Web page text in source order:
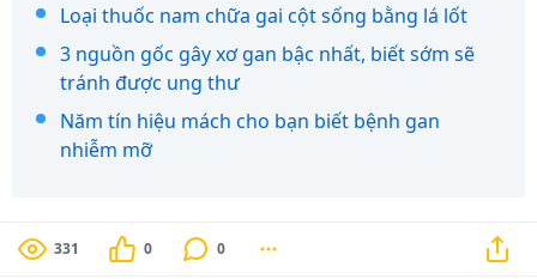
Loại thuốc nam chữa gai cột sống bằng lá lốt
3 nguồn gốc gây xơ gan bậc nhất, biết sớm sẽ
tránh được ung thư
Năm tín hiệu mách cho bạn biết bệnh gan
nhiễm mỡ
331 0 0